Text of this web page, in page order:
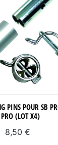
PINS POUR SB
(LOT X4)
8,50 €